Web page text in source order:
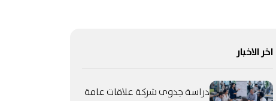
اخر الاخبار
دراسة جدوى شركة علاقات عامة